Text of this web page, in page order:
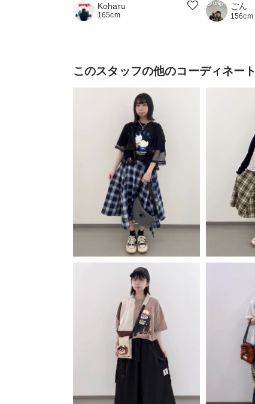
Koharu
165cm
ごん
156cm
このスタッフの他のコーディネート